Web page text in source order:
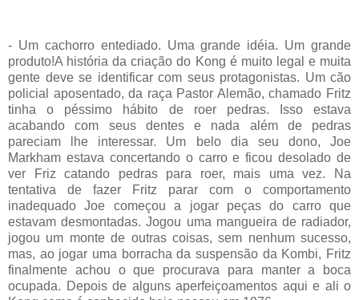
- Um cachorro entediado. Uma grande idéia. Um grande
produto!A história da criação do Kong é muito legal e muita
gente deve se identificar com seus protagonistas. Um cão
policial aposentado, da raça Pastor Alemão, chamado Fritz
tinha o péssimo hábito de roer pedras. Isso estava
acabando com seus dentes e nada além de pedras
pareciam lhe interessar. Um belo dia seu dono, Joe
Markham estava concertando o carro e ficou desolado de
ver Friz catando pedras para roer, mais uma vez. Na
tentativa de fazer Fritz parar com o comportamento
inadequado Joe começou a jogar peças do carro que
estavam desmontadas. Jogou uma mangueira de radiador,
jogou um monte de outras coisas, sem nenhum sucesso,
mas, ao jogar uma borracha da suspensão da Kombi, Fritz
finalmente achou o que procurava para manter a boca
ocupada. Depois de alguns aperfeiçoamentos aqui e ali o